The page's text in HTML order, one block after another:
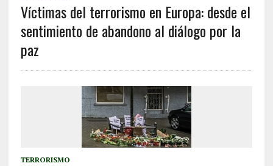
Víctimas del terrorismo en Europa: desde el
sentimiento de abandono al diálogo por la
paz
TERRORISMO